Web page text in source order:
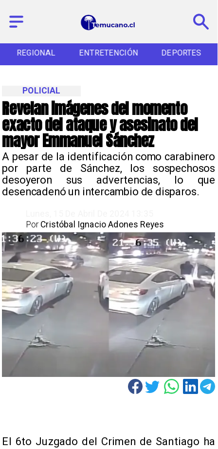
REGIONAL ENTRETENCIÓN DEPORTES
Revelan imágenes del momento
exacto del ataque y asesinato del
mayor Emmanuel Sánchez
A pesar de la identificación como carabinero
por parte de Sánchez, los sospechosos
desoyeron sus advertencias, lo que
desencadenó un intercambio de disparos.
POLICIAL
Cristóbal Ignacio Adones Reyes
Por
El 6to Juzgado del Crimen de Santiago ha